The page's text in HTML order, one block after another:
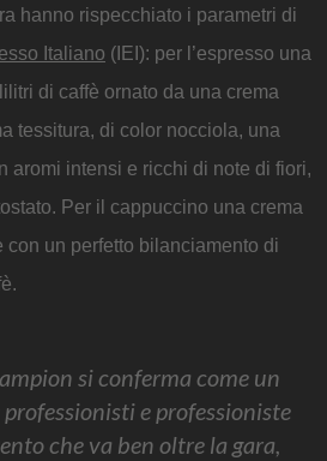
hanno rispecchiato i parametri di
Italiano (IEI): per l’espresso una
di caffè ornato da una crema
tessitura, di color nocciola, una
aromi intensi e ricchi di note di fiori,
Per il cappuccino una crema
un perfetto bilanciamento di
si conferma come un
e professioniste
che va ben oltre la gara,